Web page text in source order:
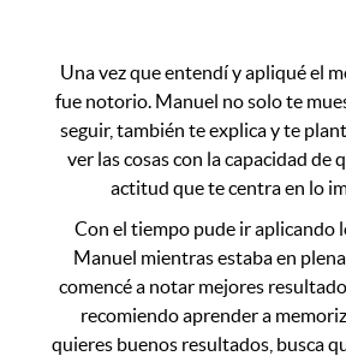
Una vez que entendí y apliqué el
fue notorio. Manuel no solo te
seguir, también te explica y te
ver las cosas con la capacidad de
actitud que te centra en lo
Con el tiempo pude ir aplicando
Manuel mientras estaba en
comencé a notar mejores
recomiendo aprender a
quieres buenos resultados, busca